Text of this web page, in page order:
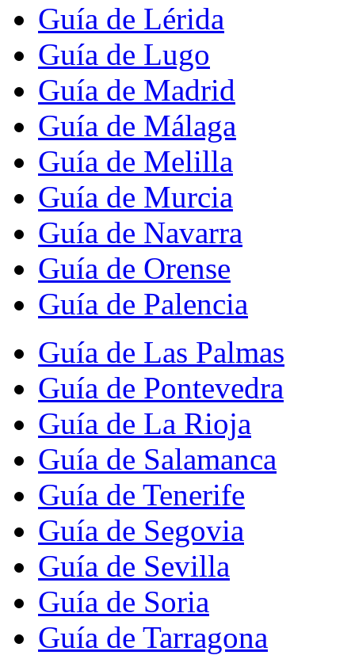
Guía de Lérida
Guía de Lugo
Guía de Madrid
Guía de Málaga
Guía de Melilla
Guía de Murcia
Guía de Navarra
Guía de Orense
Guía de Palencia
Guía de Las Palmas
Guía de Pontevedra
Guía de La Rioja
Guía de Salamanca
Guía de Tenerife
Guía de Segovia
Guía de Sevilla
Guía de Soria
Guía de Tarragona